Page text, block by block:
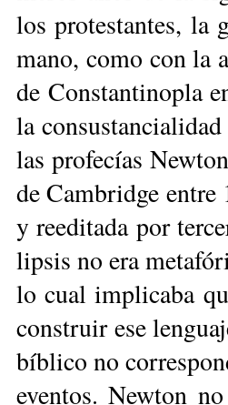
los pro­tes­tan­tes, la
ma­no, co­mo con la
de Cons­tan­ti­no­pla
la
las pro­fe­cías
de Cam­brid­ge
y ree­di­ta­da por
lip­sis no era
lo cual im­pli­ca­ba
cons­truir ese
bí­bli­co no
even­tos. New­ton